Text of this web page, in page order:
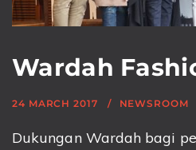
Wardah
24 MARCH 2017 NEWSROOM
Dukungan Wardah bagi